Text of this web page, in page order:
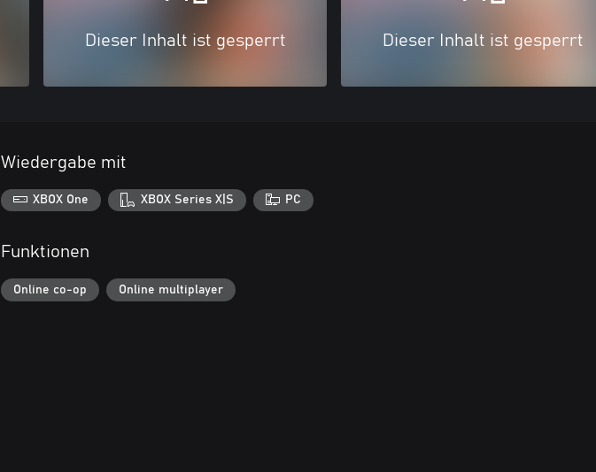
Dieser Inhalt ist gesperrt Dieser Inhalt ist gesperrt
Wiedergabe mit
XBOX One XBOX Series X|S PC
Funktionen
Online co-op Online multiplayer